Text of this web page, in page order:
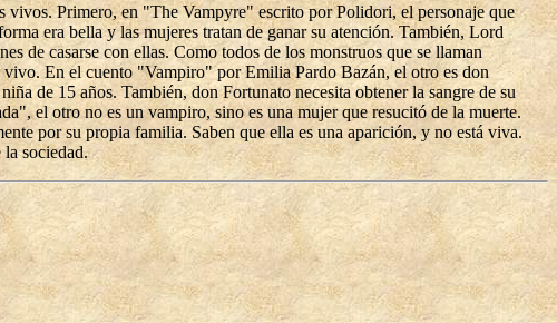
vivos. Primero, en "The Vampyre" escrito por Polidori, el personaje que
era bella y las mujeres tratan de ganar su atención. También, Lord
de casarse con ellas. Como todos de los monstruos que se llaman
vivo. En el cuento "Vampiro" por Emilia Pardo Bazán, el otro es don
de 15 años. También, don Fortunato necesita obtener la sangre de su
el otro no es un vampiro, sino es una mujer que resucitó de la muerte.
por su propia familia. Saben que ella es una aparición, y no está viva.
la sociedad.